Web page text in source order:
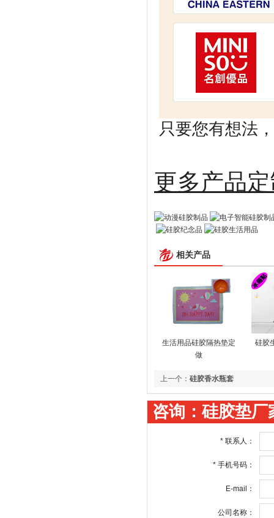
只要您有想法
更多
相关产品
生活用品硅胶隔热垫定
做
硅胶
上一个： 硅胶香水瓶套
咨询：硅胶垫厂
* 联系人：
* 手机号码：
E-mail：
公司名称：